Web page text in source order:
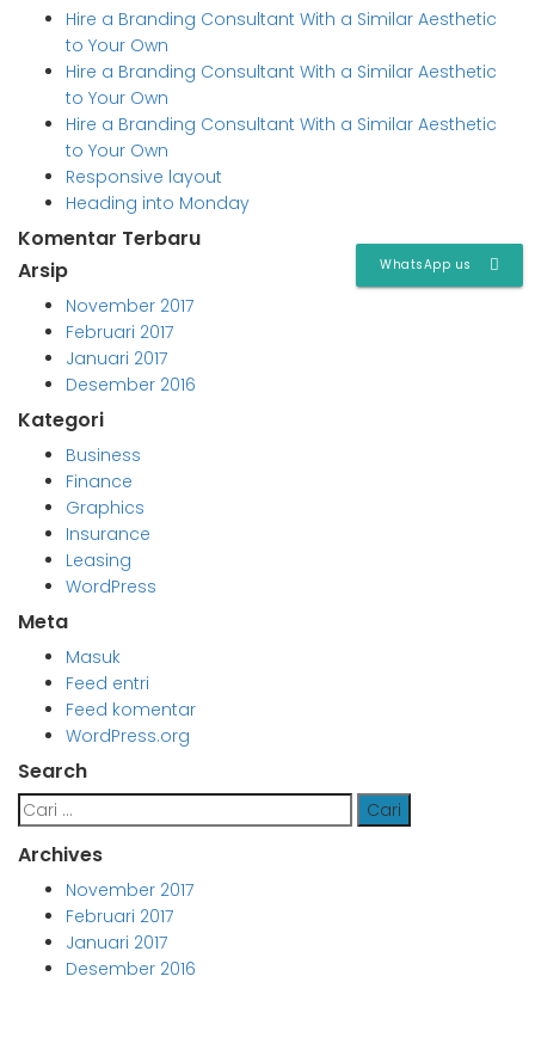
Hire a Branding Consultant With a Similar Aesthetic
to Your Own
Hire a Branding Consultant With a Similar Aesthetic
to Your Own
Hire a Branding Consultant With a Similar Aesthetic
to Your Own
Responsive layout
Heading into Monday
Komentar Terbaru
Arsip
November 2017
Februari 2017
Januari 2017
Desember 2016
Kategori
Business
Finance
Graphics
Insurance
Leasing
WordPress
Meta
Masuk
Feed entri
Feed komentar
WordPress.org
Search
Cari
untuk:
Archives
November 2017
Februari 2017
Januari 2017
Desember 2016
WhatsApp us